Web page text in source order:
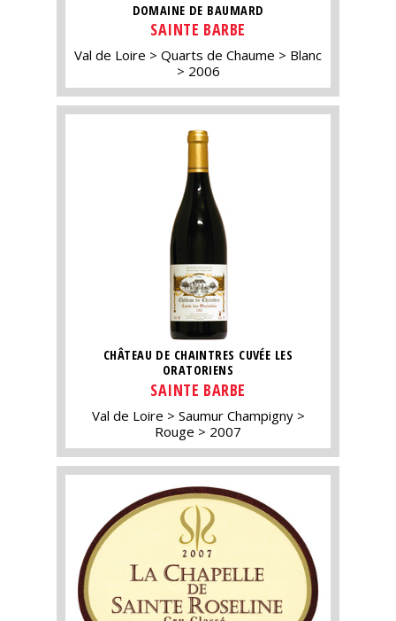
DOMAINE DE BAUMARD
SAINTE BARBE
Val de Loire Quarts de Chaume
Blanc
2006
CHÂTEAU DE CHAINTRES CUVÉE LES
ORATORIENS
SAINTE BARBE
Val de Loire
Saumur Champigny
Rouge
2007